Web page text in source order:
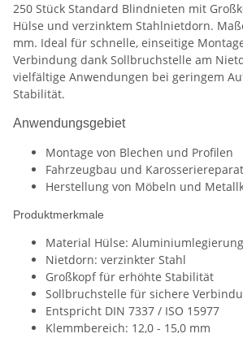
250 Stück Standard Blindnieten mit
Hülse und verzinktem Stahlnietdorn.
mm. Ideal für schnelle, einseitige
Verbindung dank Sollbruchstelle am
vielfältige Anwendungen bei geringem
Stabilität.
Anwendungsgebiet
Montage von Blechen und Profilen
Fahrzeugbau und
Herstellung von Möbeln und
Produktmerkmale
Material Hülse: Aluminiumlegierung
Nietdorn: verzinkter Stahl
Großkopf für erhöhte Stabilität
Sollbruchstelle für sichere
Entspricht DIN 7337 / ISO 15977
Klemmbereich: 12,0 - 15,0 mm